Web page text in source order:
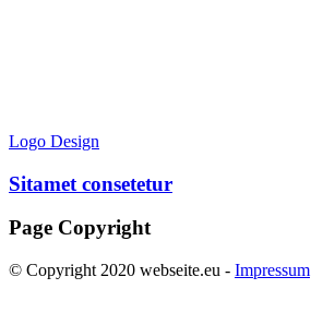
Logo Design
Sitamet consetetur
Page Copyright
© Copyright 2020 webseite.eu - Impressum